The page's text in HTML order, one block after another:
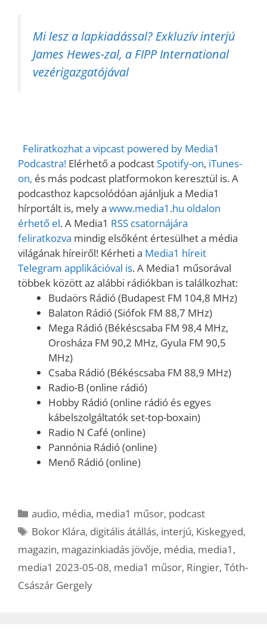
Mi lesz a lapkiadással? Exkluzív interjú
James Hewes-zal, a FIPP International
vezérigazgatójával
Feliratkozhat a vipcast powered by Media1
Podcastra! Elérhető a podcastSpotify-on, iTunes-
on, és más podcast platformokon keresztül is. A
podcasthoz kapcsolódóan ajánljuk a Media1
hírportált is, mely a www.media1.hu oldalon
érhető el. A Media1 RSS csatornájára
feliratkozva mindig elsőként értesülhet a média
világának híreiről! Kérheti a Media1 híreit
Telegram applikációval is. A Media1 műsorával
többek között az alábbi rádiókban is találkozhat:
Budaörs Rádió (Budapest FM 104,8 MHz)
Balaton Rádió (Siófok FM 88,7 MHz)
Mega Rádió (Békéscsaba FM 98,4 MHz,
Orosháza FM 90,2 MHz, Gyula FM 90,5
MHz)
Csaba Rádió (Békéscsaba FM 88,9 MHz)
Radio-B (online rádió)
Hobby Rádió (online rádió és egyes
kábelszolgáltatók set-top-boxain)
Radio N Café (online)
Pannónia Rádió (online)
Menő Rádió (online)
Kategória
audio, média, media1 műsor, podcast
Címkék
Bokor Klára, digitális átállás, interjú, Kiskegyed,
magazin, magazinkiadás jövője, média, media1 ,
media1 2023-05-08, media1 műsor, Ringier, Tóth-
Császár Gergely